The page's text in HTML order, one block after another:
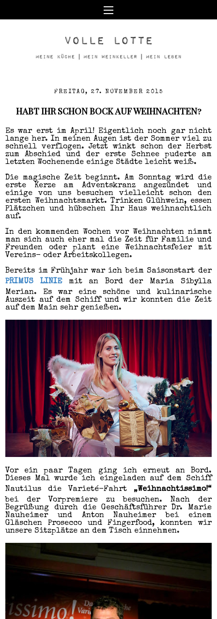
FREITAG, 27. NOVEMBER 2015
HABT IHR SCHON BOCK AUF WEIHNACHTEN?
Es war erst im April! Eigentlich noch gar nicht
lange her. In meinen Augen ist der Sommer viel zu
schnell verflogen. Jetzt winkt schon der Herbst
zum Abschied und der erste Schnee puderte am
letzten Wochenende einige Städte leicht weiß.
Die magische Zeit beginnt. Am Sonntag wird die
erste Kerze am Adventskranz angezündet und
einige von uns besuchen vielleicht schon den
ersten Weihnachtsmarkt. Trinken Glühwein, essen
Plätzchen und hübschen Ihr Haus weihnachtlich
auf.
In den kommenden Wochen vor Weihnachten nimmt
man sich auch eher mal die Zeit für Familie und
Freunden oder plant eine Weihnachtsfeier mit
Vereins- oder Arbeitskollegen.
Bereits im Frühjahr war ich beim Saisonstart der
PRIMUS LINIE
mit an Bord der Maria Sibylla
Merian. Es war eine schöne und kulinarische
Auszeit auf dem Schiff und wir konnten die Zeit
auf dem Main sehr genießen.
Vor ein paar Tagen ging ich erneut an Bord.
Dieses Mal wurde ich eingeladen auf dem Schiff
Nautilus die Varieté-Fahrt „Weihnachtissimo!“
bei der Vorpremiere zu besuchen. Nach der
Begrüßung durch die Geschäftsführer Dr. Marie
Nauheimer und Anton Nauheimer bei einem
Gläschen Prosecco und Fingerfood, konnten wir
unsere Sitzplätze an dem Tisch einnehmen.